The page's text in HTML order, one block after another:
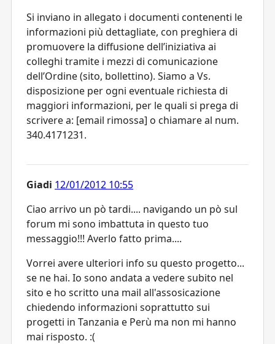
Si inviano in allegato i documenti contenenti le
informazioni più dettagliate, con preghiera di
promuovere la diffusione dell’iniziativa ai
colleghi tramite i mezzi di comunicazione
dell’Ordine (sito, bollettino). Siamo a Vs.
disposizione per ogni eventuale richiesta di
maggiori informazioni, per le quali si prega di
scrivere a: [email rimossa] o chiamare al num.
340.4171231.
Giadi 12/01/2012 10:55
Ciao arrivo un pò tardi.... navigando un pò sul
forum mi sono imbattuta in questo tuo
messaggio!!! Averlo fatto prima....
Vorrei avere ulteriori info su questo progetto...
se ne hai. Io sono andata a vedere subito nel
sito e ho scritto una mail all'assosicazione
chiedendo informazioni soprattutto sui
progetti in Tanzania e Perù ma non mi hanno
mai risposto. :(